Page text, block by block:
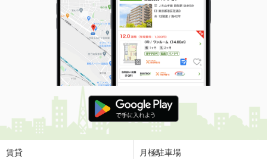
賃貸 月極駐車場